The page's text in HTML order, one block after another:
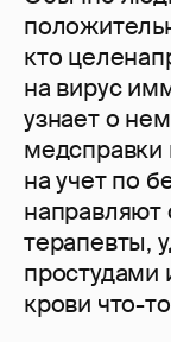
кто
на вирус
узнает о
медсправки
на учет по
направляют
терапевты,
простудами
крови что-